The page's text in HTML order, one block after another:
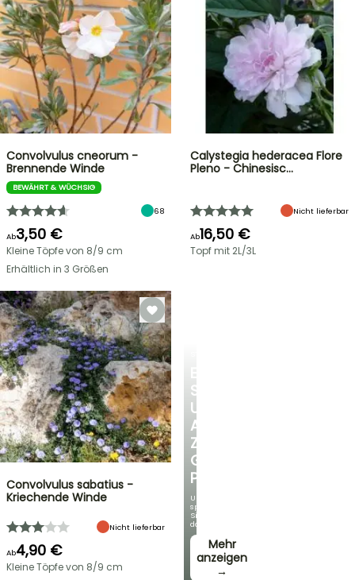
SIE
UNSERE
AUSWAHL
ZU
GÜNSTIGEN
PREISEN
Und
sparen
Sie
dabei!
Mehr
anzeigen
→
Convolvulus cneorum -
Brennende Winde
BEWÄHRT & WÜCHSIG
68
Ab3,50 €
Kleine Töpfe von 8/9 cm
Erhältlich in 3 Größen
Calystegia hederacea Flore
Pleno - Chinesisc…
Nicht lieferbar
Ab16,50 €
Topf mit 2L/3L
Convolvulus sabatius -
Kriechende Winde
Nicht lieferbar
Ab4,90 €
Kleine Töpfe von 8/9 cm